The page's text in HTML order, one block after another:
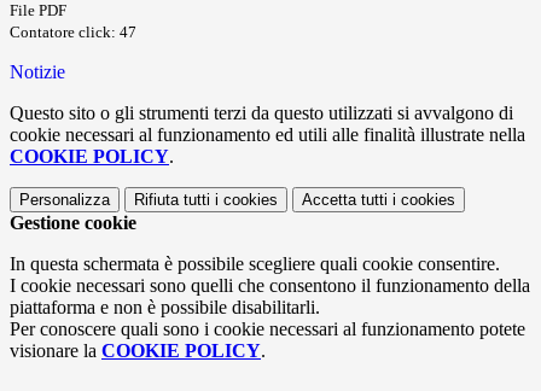
File PDF
Contatore click: 47
Notizie
Questo sito o gli strumenti terzi da questo utilizzati si avvalgono di
cookie necessari al funzionamento ed utili alle finalità illustrate nella
COOKIE POLICY.
Personalizza Rifiuta tutti i cookies Accetta tutti i cookies
Gestione cookie
In questa schermata è possibile scegliere quali cookie consentire.
I cookie necessari sono quelli che consentono il funzionamento della
piattaforma e non è possibile disabilitarli.
Per conoscere quali sono i cookie necessari al funzionamento potete
visionare la COOKIE POLICY.